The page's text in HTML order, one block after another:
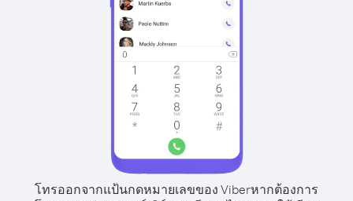
โทรออกจากแป้นกดหมายเลขของ Viberหากต้องการ